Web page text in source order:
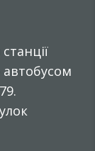
автобусом